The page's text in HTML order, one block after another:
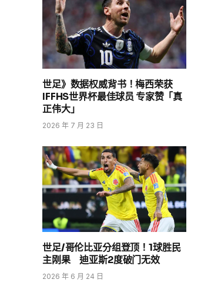
世足》数据权威背书！梅西荣获
IFFHS世界杯最佳球员 专家赞「真
正伟大」
2026 年 7 月 23 日
世足/哥伦比亚分组登顶！1球胜民
主刚果 迪亚斯2度破门无效
2026 年 6 月 24 日